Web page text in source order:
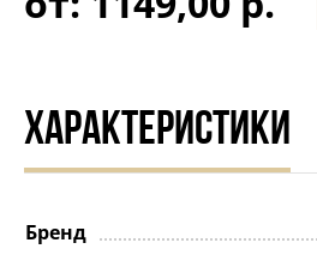
ХАРАКТЕРИСТИКИ
Бренд